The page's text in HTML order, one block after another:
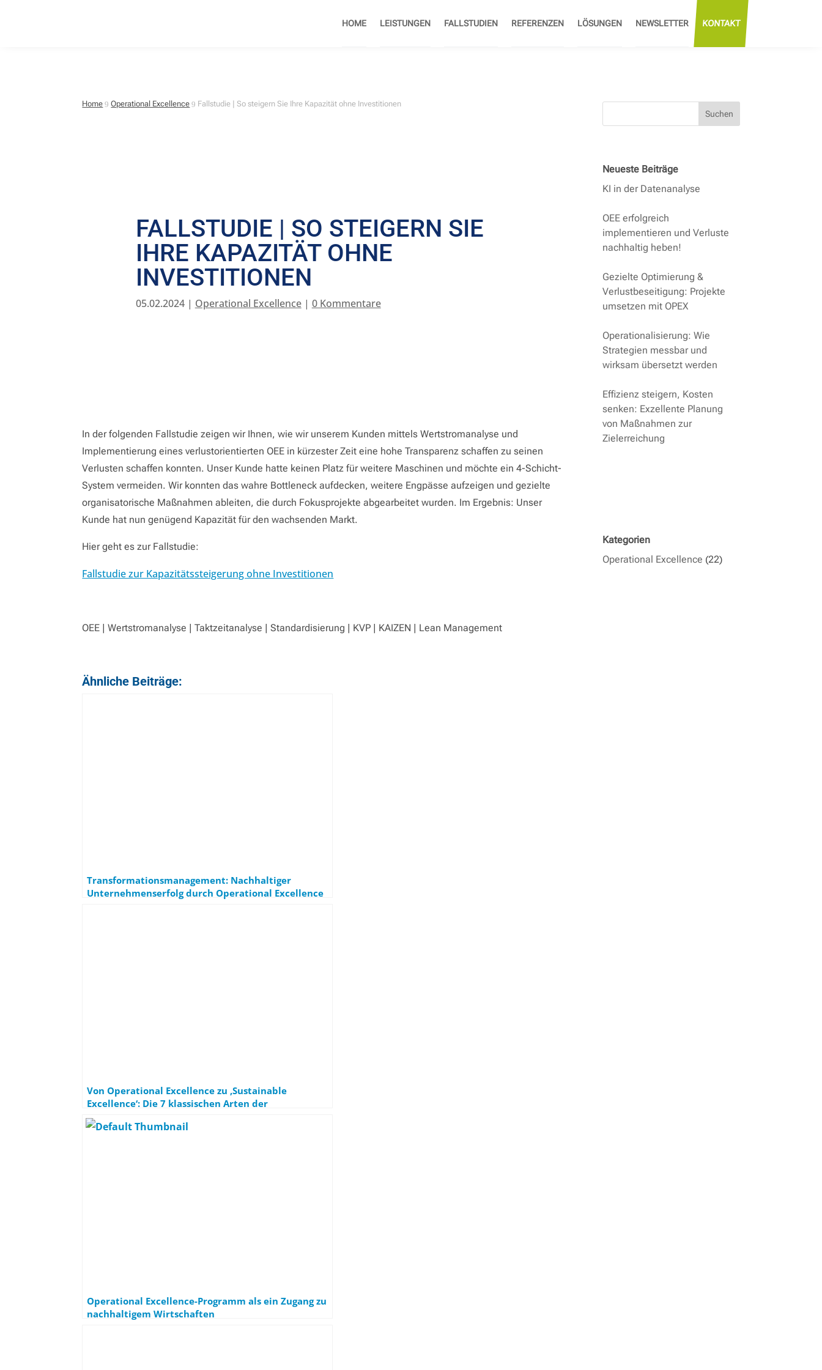
HOME LEISTUNGEN FALLSTUDIEN REFERENZEN LÖSUNGEN NEWSLETTER KONTAKT
Home 9 Operational Excellence 9 Fallstudie | So steigern Sie Ihre Kapazität ohne Investitionen
FALLSTUDIE | SO STEIGERN SIE
IHRE KAPAZITÄT OHNE
INVESTITIONEN
05.02.2024| Operational Excellence| 0 Kommentare
In der folgenden Fallstudie zeigen wir Ihnen, wie wir unserem Kunden mittels Wertstromanalyse und
Implementierung eines verlustorientierten OEE in kürzester Zeit eine hohe Transparenz schaffen zu seinen
Verlusten schaffen konnten. Unser Kunde hatte keinen Platz für weitere Maschinen und möchte ein 4-Schicht-
System vermeiden. Wir konnten das wahre Bottleneck aufdecken, weitere Engpässe aufzeigen und gezielte
organisatorische Maßnahmen ableiten, die durch Fokusprojekte abgearbeitet wurden. Im Ergebnis: Unser
Kunde hat nun genügend Kapazität für den wachsenden Markt.
Hier geht es zur Fallstudie:
Fallstudie zur Kapazitätssteigerung ohne Investitionen
OEE | Wertstromanalyse | Taktzeitanalyse | Standardisierung | KVP | KAIZEN | Lean Management
Ähnliche Beiträge:
Transformationsmanagement: Nachhaltiger
Unternehmenserfolg durch Operational Excellence
Von Operational Excellence zu ‚Sustainable
Excellence‘: Die 7 klassischen Arten der
Verschwendung aus ökologischer SichtSustainable
Excellence
Operational Excellence-Programm als ein Zugang zu
nachhaltigem Wirtschaften
Suchen
Neueste Beiträge
KI in der Datenanalyse
OEE erfolgreich
implementieren und Verluste
nachhaltig heben!
Gezielte Optimierung &
Verlustbeseitigung: Projekte
umsetzen mit OPEX
Operationalisierung: Wie
Strategien messbar und
wirksam übersetzt werden
Effizienz steigern, Kosten
senken: Exzellente Planung
von Maßnahmen zur
Zielerreichung
Kategorien
Operational Excellence (22)